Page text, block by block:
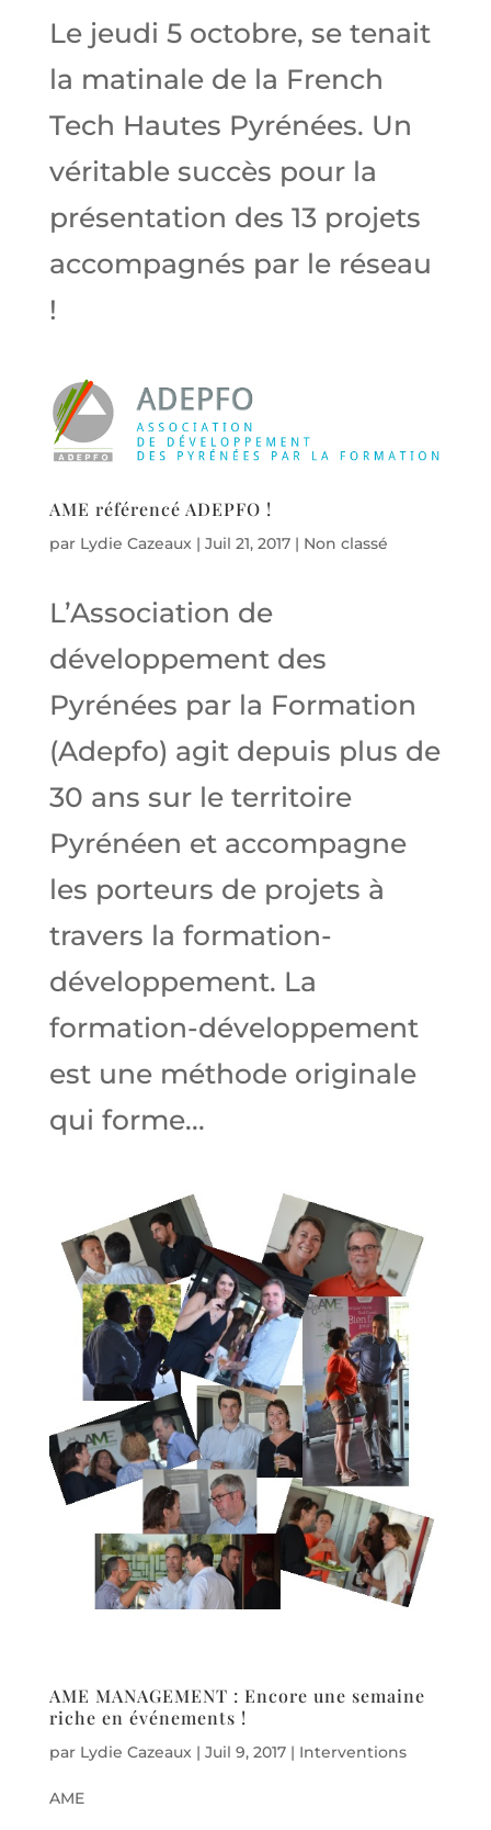
Le jeudi 5 octobre, se tenait
la matinale de la French
Tech Hautes Pyrénées. Un
véritable succès pour la
présentation des 13 projets
accompagnés par le réseau
!
AME référencé ADEPFO !
par Lydie Cazeaux | Juil 21, 2017| Non classé
L’Association de
développement des
Pyrénées par la Formation
(Adepfo) agit depuis plus de
30 ans sur le territoire
Pyrénéen et accompagne
les porteurs de projets à
travers la formation-
développement. La
formation-développement
est une méthode originale
qui forme...
AME MANAGEMENT : Encore une semaine
riche en événements !
par Lydie Cazeaux| Juil 9, 2017| Interventions
AME